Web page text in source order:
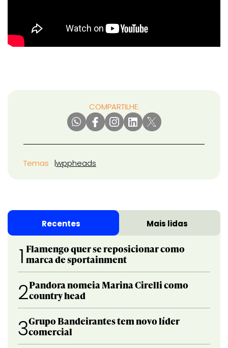
COMPARTILHE:
Temas wppheads
Recentes Mais lidas
1 Flamengo quer se reposicionar como
marca de sportainment
2Pandora nomeia Marina Cirelli como
country head
3Grupo Bandeirantes tem novo líder
comercial